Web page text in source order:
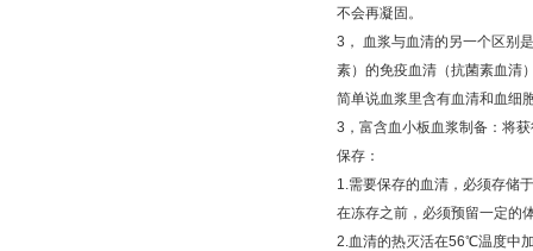
不会再凝固。
3 ，
血浆与血清的另一个区别
素）的免疫血清（抗菌素血清
简单说血浆里含有血清和血细
3 ，富含血小板血浆制备：将
保存：
1.需要保存的血清，必须存储于
在冻存之前，必须预留一定的
2.血清的热灭活在56℃温度中